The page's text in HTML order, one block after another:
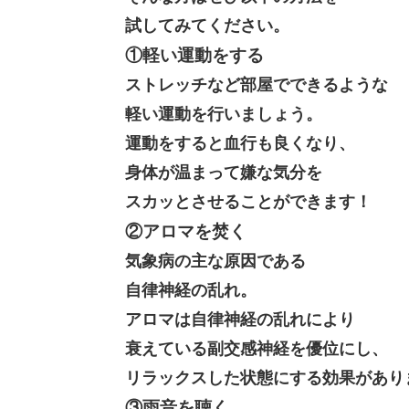
試してみてください。
①軽い運動をする
ストレッチなど部屋でできるような
軽い運動を行いましょう。
運動をすると血行も良くなり、
身体が温まって嫌な気分を
スカッとさせることができます！
②アロマを焚く
気象病の主な原因である
自律神経の乱れ。
アロマは自律神経の乱れにより
衰えている副交感神経を優位にし、
リラックスした状態にする効果があり